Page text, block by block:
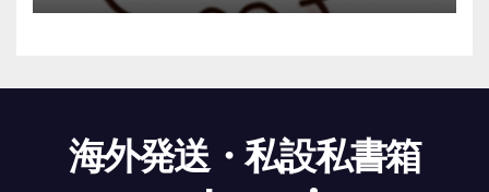
海外発送・私設私書箱